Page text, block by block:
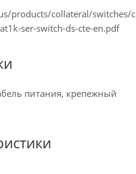
products/collateral/switches/
ser-switch-ds-cte-en.pdf
питания, крепежный